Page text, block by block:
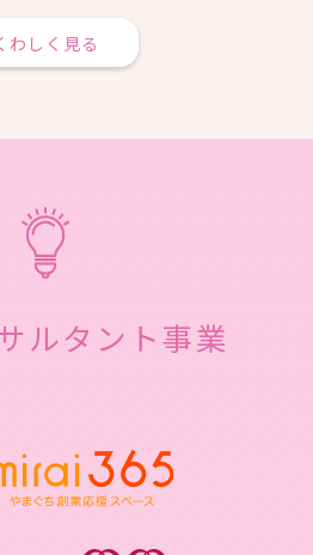
わしく見る
ルタント事業